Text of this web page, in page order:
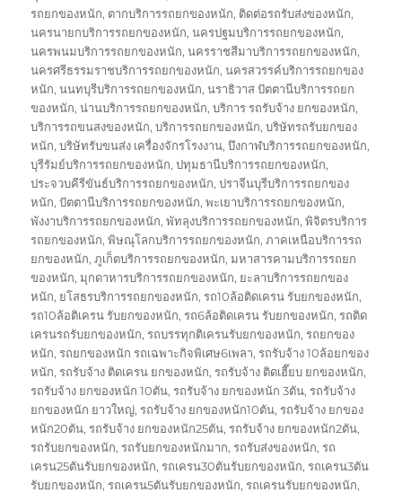
รถยกของหนัก, ตากบริการรถยกของหนัก, ติดต่อรถรับส่งของหนัก,
นครนายกบริการรถยกของหนัก,นครปฐมบริการรถยกของหนัก,
นครพนมบริการรถยกของหนัก,นครราชสีมาบริการรถยกของหนัก,
นครศรีธรรมราชบริการรถยกของหนัก,นครสวรรค์บริการรถยกของ
หนัก,นนทบุรีบริการรถยกของหนัก,นราธิวาส ปัตตานีบริการรถยก
ของหนัก,น่านบริการรถยกของหนัก,บริการ รถรับจ้าง ยกของหนัก,
บริการรถขนสงของหนัก,บริการรถยกของหนัก,บริษัทรถรับยกของ
หนัก,บริษัทรับขนส่ง เครื่องจักรโรงงาน,บึงกาฬบริการรถยกของหนัก,
บุรีรัมย์บริการรถยกของหนัก,ปทุมธานีบริการรถยกของหนัก,
ประจวบคีรีขันธ์บริการรถยกของหนัก,ปราจีนบุรีบริการรถยกของ
หนัก,ปัตตานีบริการรถยกของหนัก,พะเยาบริการรถยกของหนัก,
พังงาบริการรถยกของหนัก,พัทลุงบริการรถยกของหนัก,พิจิตรบริการ
รถยกของหนัก,พิษณุโลกบริการรถยกของหนัก,ภาคเหนือบริการรถ
ยกของหนัก,ภูเก็ตบริการรถยกของหนัก,มหาสารคามบริการรถยก
ของหนัก,มุกดาหารบริการรถยกของหนัก, ยะลาบริการรถยกของ
หนัก, ยโสธรบริการรถยกของหนัก,รถ10ล้อติดเครน รับยกของหนัก,
รถ10ล้อติเครน รับยกของหนัก,รถ6ล้อติดเครน รับยกของหนัก,รถติด
เครนรถรับยกของหนัก,รถบรรทุกติเครนรับยกของหนัก,รถยกของ
หนัก,รถยกของหนัก รถเฉพาะกิจพิเศษ6เพลา,รถรับจ้าง 10ล้อยกของ
หนัก,รถรับจ้าง ติดเครน ยกของหนัก,รถรับจ้าง ติดเฮี๊ยบ ยกของหนัก,
รถรับจ้าง ยกของหนัก 10ตัน,รถรับจ้าง ยกของหนัก 3ตัน,รถรับจ้าง
ยกของหนัก ยาวใหญ่,รถรับจ้าง ยกของหนัก10ตัน,รถรับจ้าง ยกของ
หนัก20ตัน,รถรับจ้าง ยกของหนัก25ตัน,รถรับจ้าง ยกของหนัก2ตัน,
รถรับยกของหนัก,รถรับยกของหนักมาก,รถรับส่งของหนัก,รถ
เครน25ตันรับยกของหนัก,รถเครน30ตันรับยกของหนัก,รถเครน3ตัน
รับยกของหนัก,รถเครน5ตันรับยกของหนัก,รถเครนรับยกของหนัก,